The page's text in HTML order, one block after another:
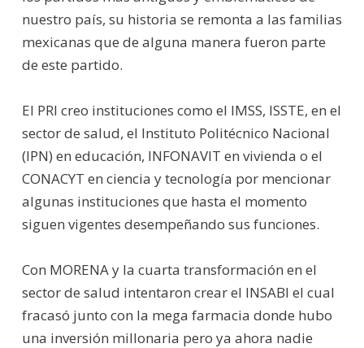
nuestro país, su historia se remonta a las familias
mexicanas que de alguna manera fueron parte
de este partido.
El PRI creo instituciones como el IMSS, ISSTE, en el
sector de salud, el Instituto Politécnico Nacional
(IPN) en educación, INFONAVIT en vivienda o el
CONACYT en ciencia y tecnología por mencionar
algunas instituciones que hasta el momento
siguen vigentes desempeñando sus funciones.
Con MORENA y la cuarta transformación en el
sector de salud intentaron crear el INSABI el cual
fracasó junto con la mega farmacia donde hubo
una inversión millonaria pero ya ahora nadie